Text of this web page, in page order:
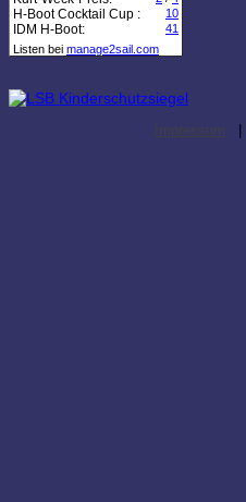
H-Boot Cocktail Cup : 10
IDM H-Boot:
41
Listen bei manage2sail.com
Impressum |